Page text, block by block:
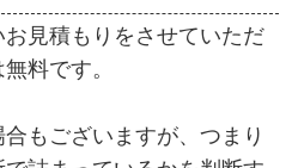
見積もりをさせていただ
料です。
もございますが、つまり